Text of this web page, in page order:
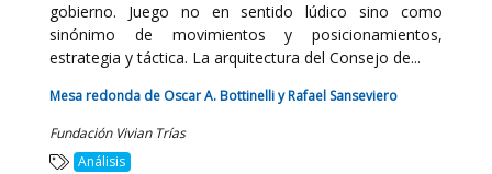
gobierno. Juego no en sentido lúdico sino como
sinónimo de movimientos y posicionamientos,
estrategia y táctica. La arquitectura del Consejo de...
Mesa redonda de Oscar A. Bottinelli y Rafael Sanseviero
Fundación Vivian Trías
Análisis